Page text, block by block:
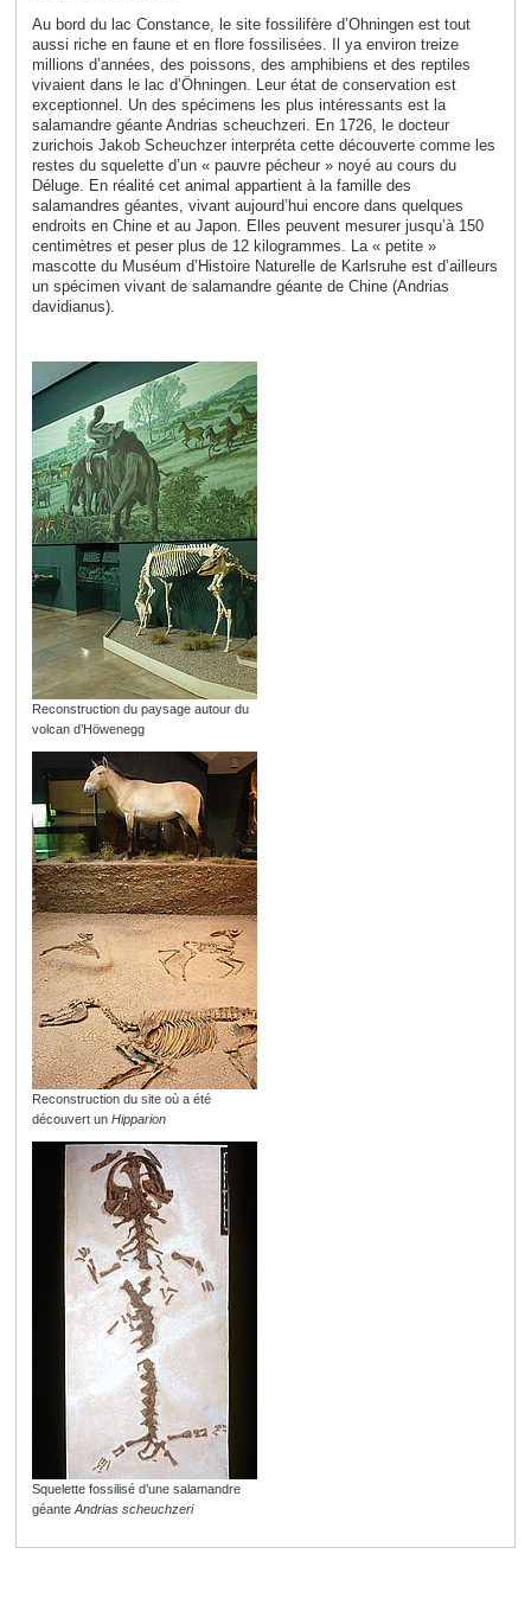
Au bord du lac Constance, le site fossilifère d’Ohningen est tout
aussi riche en faune et en flore fossilisées. Il ya environ treize
millions d’années, des poissons, des amphibiens et des reptiles
vivaient dans le lac d’Öhningen. Leur état de conservation est
exceptionnel. Un des spécimens les plus intéressants est la
salamandre géante Andrias scheuchzeri. En 1726, le docteur
zurichois Jakob Scheuchzer interpréta cette découverte comme les
restes du squelette d’un « pauvre pécheur » noyé au cours du
Déluge. En réalité cet animal appartient à la famille des
salamandres géantes, vivant aujourd’hui encore dans quelques
endroits en Chine et au Japon. Elles peuvent mesurer jusqu’à 150
centimètres et peser plus de 12 kilogrammes. La « petite »
mascotte du Muséum d’Histoire Naturelle de Karlsruhe est d’ailleurs
un spécimen vivant de salamandre géante de Chine (Andrias
davidianus).
Reconstruction du paysage autour du
volcan d’Höwenegg
Reconstruction du site où a été
découvert un Hipparion
Squelette fossilisé d’une salamandre
géanteAndrias scheuchzeri